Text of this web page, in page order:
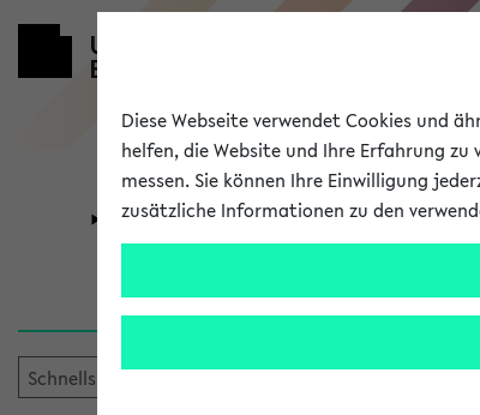
Universität Forschung
Verlauf
Diese Webseite verwendet Cookies und
helfen, die Website und Ihre Erfahrung
messen. Sie können Ihre Einwilligung
zusätzliche Informationen zu den